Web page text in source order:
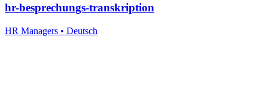
hr-besprechungs-transkription
HR Managers • Deutsch